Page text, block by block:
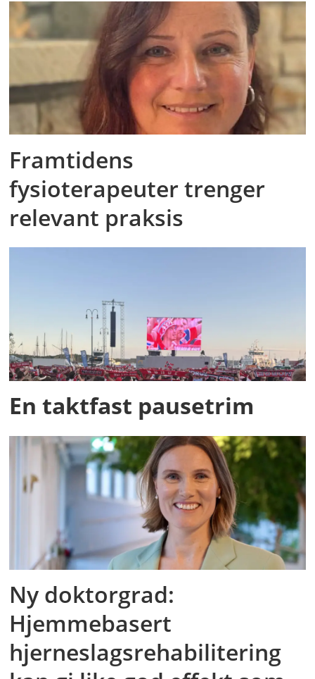
Framtidens
fysioterapeuter trenger
relevant praksis
En taktfast pausetrim
Ny doktorgrad:
Hjemmebasert
hjerneslagsrehabilitering